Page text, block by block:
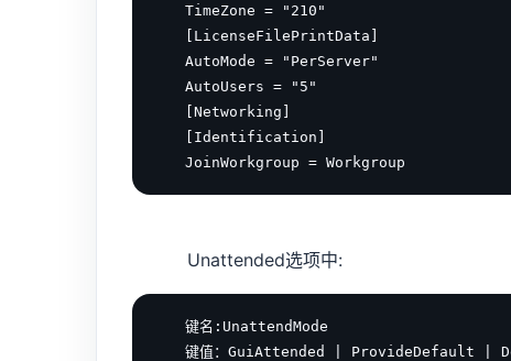
TimeZone = "210"
[LicenseFilePrintData]
AutoMode = "PerServer"
AutoUsers = "5"
[Networking]
[Identification]
Unattended选项中:
键名:UnattendMode
键值：GuiAttended | ProvideDefault |